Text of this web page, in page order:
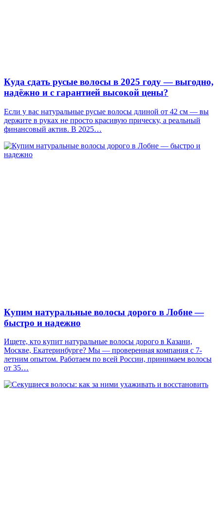
Куда сдать русые волосы в 2025 году — выгодно,
надёжно и с гарантией высокой цены?
Если у вас натуральные русые волосы длиной от 42 см — вы
держите в руках не просто красивую прическу, а реальный
финансовый актив. В 2025…
Купим натуральные волосы дорого в Лобне —
быстро и надежно
Ищете, кто купит натуральные волосы дорого в Казани,
Москве, Екатеринбурге? Мы — проверенная компания с 7-
летним опытом. Работаем по всей России, принимаем волосы
от 35…